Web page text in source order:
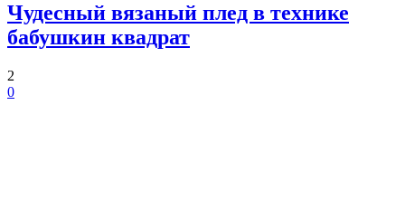
Чудесный вязаный плед в технике
бабушкин квадрат
2
0